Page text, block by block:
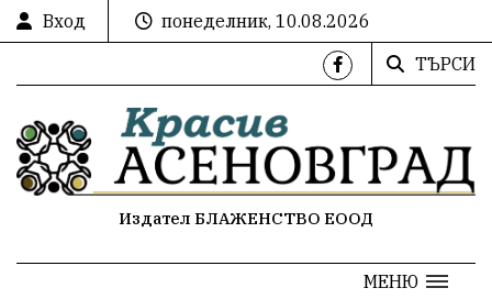
Вход
понеделник, 10.08.2026
ТЪРСИ
Издател БЛАЖЕНСТВО ЕООД
МЕНЮ